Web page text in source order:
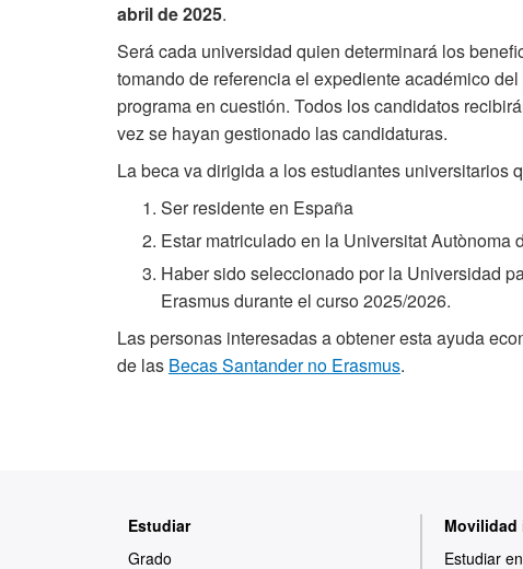
abril de 2025.
Será cada universidad quien determinará los
tomando de referencia el expediente académico
programa en cuestión. Todos los candidatos
vez se hayan gestionado las candidaturas.
La beca va dirigida a los estudiantes universitarios
Ser residente en España
Estar matriculado en la Universitat
Haber sido seleccionado por la Universidad
Erasmus durante el curso 2025/2026.
Las personas interesadas a obtener esta ayuda
de las Becas Santander no Erasmus.
Estudiar
Grado
Movilidad
Estudiar